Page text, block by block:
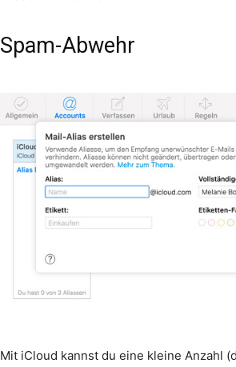
Spam-Abwehr
Mit iCloud kannst du eine kleine Anzahl